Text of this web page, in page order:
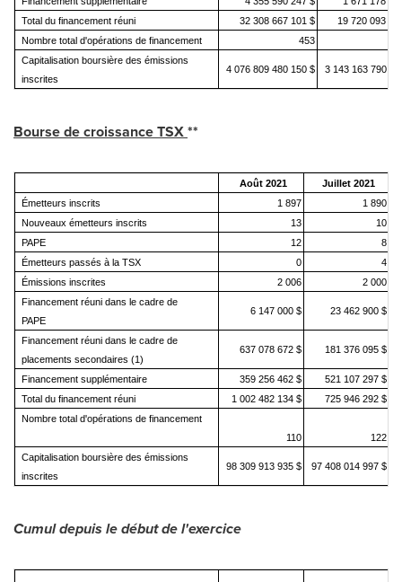
Total du financement réuni
32 308 667 101 $
19 720 093
Nombre total d'opérations de financement
453
Capitalisation boursière des émissions
inscrites
4 076 809 480 150 $ 3 143 163 790
Bourse de croissance TSX**
Août 2021
Juillet 2021
Émetteurs inscrits
1 897
1 890
Nouveaux émetteurs inscrits
13
10
PAPE
12
8
Émetteurs passés à la TSX
0
4
Émissions inscrites
2 006
2 000
Financement réuni dans le cadre de
PAPE
6 147 000 $ 23 462 900 $
Financement réuni dans le cadre de
placements secondaires (1)
637 078 672 $ 181 376 095 $
Financement supplémentaire 359 256 462 $
521 107 297 $
Total du financement réuni
1 002 482 134 $ 725 946 292 $
Nombre total d'opérations de financement
110
122
Capitalisation boursière des émissions
inscrites
98 309 913 935 $ 97 408 014 997 $
Cumul depuis le début de l'exercice